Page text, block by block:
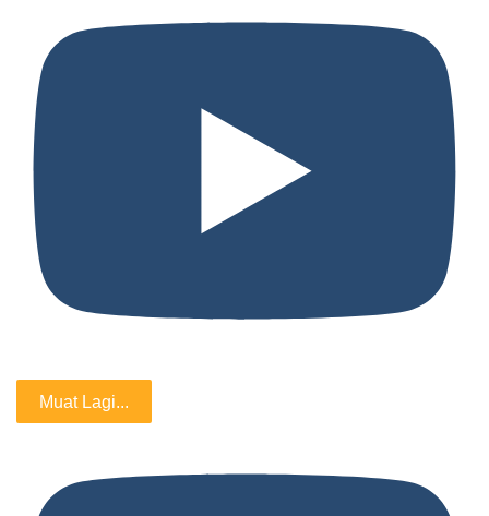
Muat Lagi...